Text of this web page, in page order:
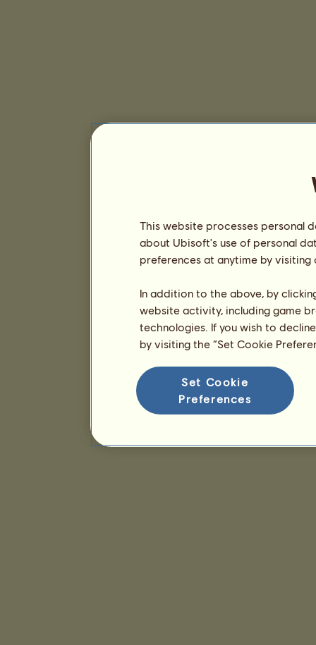
This website processes personal
about Ubisoft's use of personal
preferences at anytime by
In addition to the above, by
website activity, including game
technologies. If you wish to
by visiting the “Set Cookie
Set Cookie
Preferences